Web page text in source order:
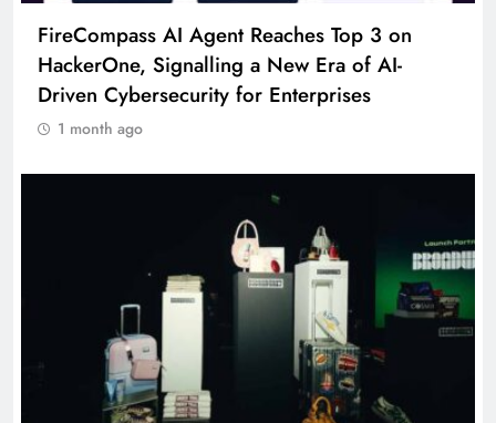
FireCompass AI Agent Reaches Top 3 on
HackerOne, Signalling a New Era of AI-
Driven Cybersecurity for Enterprises
1 month ago